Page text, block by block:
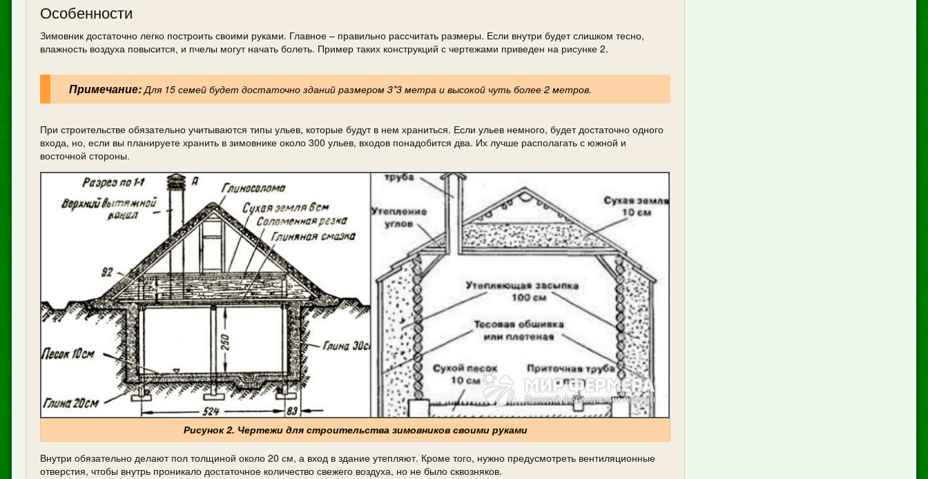
Особенности
Зимовник достаточно легко построить своими руками. Главное – правильно рассчитать размеры. Если внутри будет слишком тесно,
влажность воздуха повысится, и пчелы могут начать болеть. Пример таких конструкций с чертежами приведен на рисунке 2.
Примечание: Для 15 семей будет достаточно зданий размером 3*3 метра и высокой чуть более 2 метров.
При строительстве обязательно учитываются типы ульев, которые будут в нем храниться. Если ульев немного, будет достаточно одного
входа, но, если вы планируете хранить в зимовнике около 300 ульев, входов понадобится два. Их лучше располагать с южной и
восточной стороны.
Рисунок 2. Чертежи для строительства зимовников своими руками
Внутри обязательно делают пол толщиной около 20 см, а вход в здание утепляют. Кроме того, нужно предусмотреть вентиляционные
отверстия, чтобы внутрь проникало достаточное количество свежего воздуха, но не было сквозняков.